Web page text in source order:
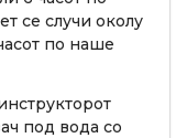
се случи околу
по наше
под вода со